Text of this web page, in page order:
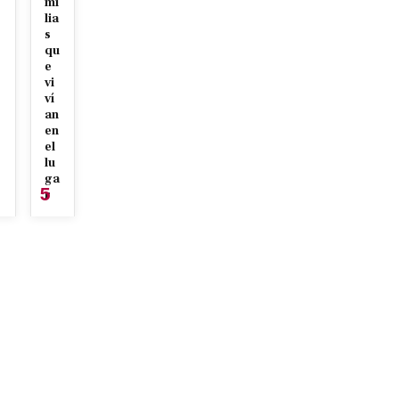
lia
s
qu
e
vi
ví
an
en
el
lu
ga
r
5